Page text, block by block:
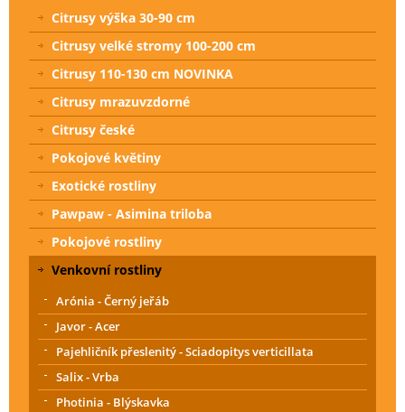
Citrusy výška 30-90 cm
Citrusy velké stromy 100-200 cm
Citrusy 110-130 cm NOVINKA
Citrusy mrazuvzdorné
Citrusy české
Pokojové květiny
Exotické rostliny
Pawpaw - Asimina triloba
Pokojové rostliny
Venkovní rostliny
Arónia - Černý jeřáb
Javor - Acer
Pajehličník přeslenitý - Sciadopitys verticillata
Salix - Vrba
Photinia - Blýskavka